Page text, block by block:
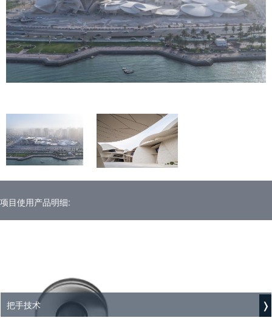
项目使用产品明细:
把手技术